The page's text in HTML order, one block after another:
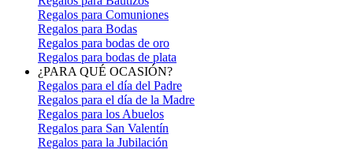
Regalos para Comuniones
Regalos para Bodas
Regalos para bodas de oro
Regalos para bodas de plata
¿PARA QUÉ OCASIÓN?
Regalos para el día del Padre
Regalos para el día de la Madre
Regalos para los Abuelos
Regalos para San Valentín
Regalos para la Jubilación